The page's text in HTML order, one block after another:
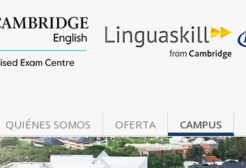
QUIÉNES SOMOS OFERTA CAMPUS